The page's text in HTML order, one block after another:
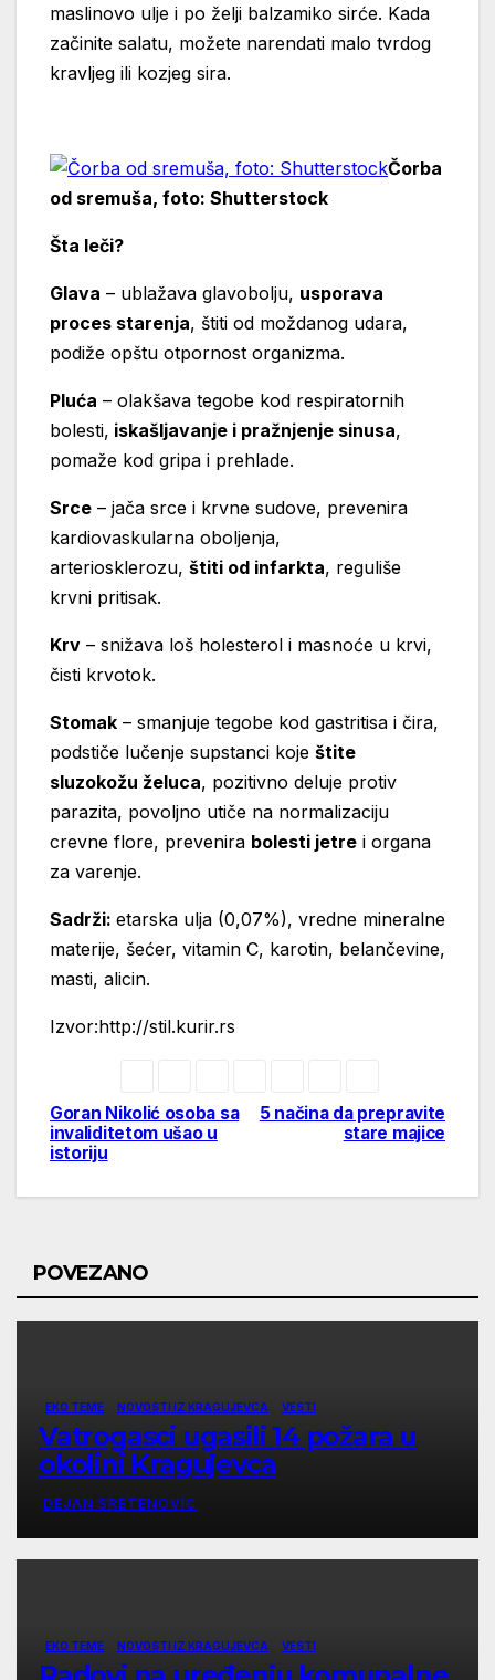
maslinovo ulje i po želji balzamiko sirće. Kada
začinite salatu, možete narendati malo tvrdog
kravljeg ili kozjeg sira.
Čorba
od sremuša, foto: Shutterstock
Šta leči?
Glava – ublažava glavobolju, usporava
proces starenja, štiti od moždanog udara,
podiže opštu otpornost organizma.
Pluća – olakšava tegobe kod respiratornih
bolesti, iskašljavanje i pražnjenje sinusa,
pomaže kod gripa i prehlade.
Srce – jača srce i krvne sudove, prevenira
kardiovaskularna oboljenja,
arteriosklerozu, štiti od infarkta, reguliše
krvni pritisak.
Krv – snižava loš holesterol i masnoće u krvi,
čisti krvotok.
Stomak – smanjuje tegobe kod gastritisa i čira,
podstiče lučenje supstanci koje štite
sluzokožu želuca, pozitivno deluje protiv
parazita, povoljno utiče na normalizaciju
crevne flore, prevenira bolesti jetre i organa
za varenje.
Sadrži: etarska ulja (0,07%), vredne mineralne
materije, šećer, vitamin C, karotin, belančevine,
masti, alicin.
Izvor:http://stil.kurir.rs
Post
navigation
5 načina da prepravite
stare majice
Goran Nikolić osoba sa
invaliditetom ušao u
istoriju
POVEZANO
EKO TEME NOVOSTI IZ KRAGUJEVCA VESTI
Vatrogasci ugasili 14 požara u
okolini Kragujevca
DEJAN SRETENOVIC
EKO TEME NOVOSTI IZ KRAGUJEVCA VESTI